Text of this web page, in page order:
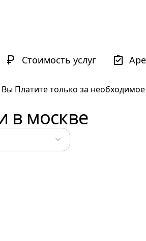
Стоимость услуг
Платите только за
в москве